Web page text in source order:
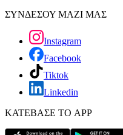
ΣΥΝΔΕΣΟΥ ΜΑΖΙ ΜΑΣ
Instagram
Facebook
Tiktok
Linkedin
ΚΑΤΕΒΑΣΕ ΤΟ APP